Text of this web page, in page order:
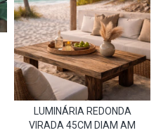
LUMINÁRIA REDONDA
VIRADA 45CM DIAM AM